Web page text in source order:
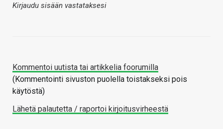
Kirjaudu sisään vastataksesi
Kommentoi uutista tai artikkelia foorumilla
(Kommentointi sivuston puolella toistakseksi pois
käytöstä)
Lähetä palautetta / raportoi kirjoitusvirheestä